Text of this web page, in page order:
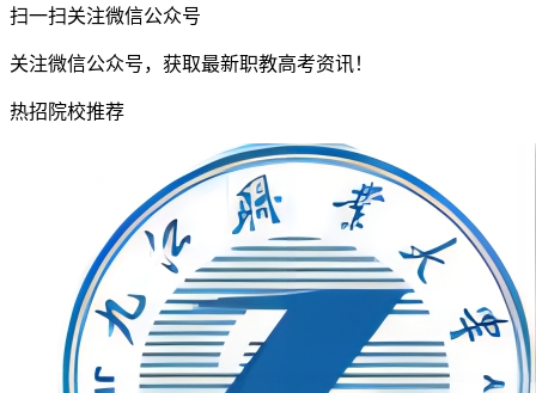
扫一扫关注微信公众号
关注微信公众号，获取最新职教高考资讯！
热招院校推荐